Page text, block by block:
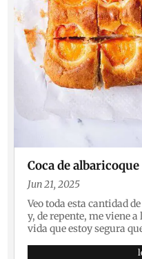
Coca de
Jun 21, 2025
Veo toda esta cantidad
y, de repente, me viene
vida que estoy segura